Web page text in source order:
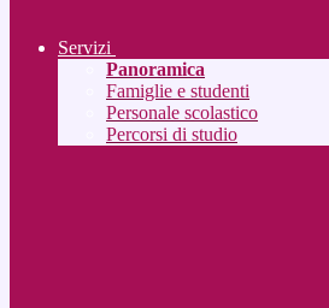
Servizi
Panoramica
Famiglie e studenti
Personale scolastico
Percorsi di studio